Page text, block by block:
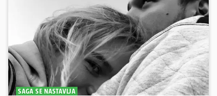
SAGA SE NASTAVLJA